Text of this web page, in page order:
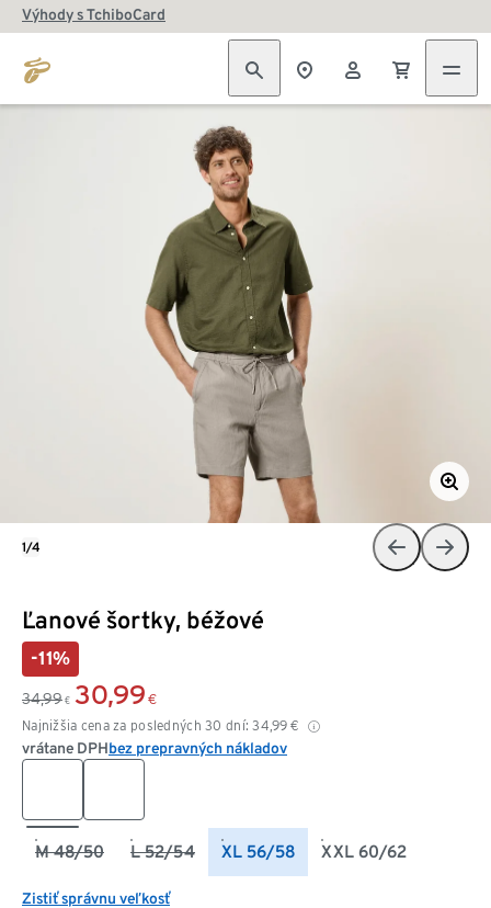
Výhody s TchiboCard
Ľanové šortky, béžové
-11%
34,99 € 30,99 €
Najnižšia cena za posledných 30 dní: 34,99 €
vrátane DPHbez prepravných nákladov
M 48/50 L 52/54 XL 56/58 XXL 60/62
Zistiť správnu veľkosť
1/4